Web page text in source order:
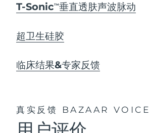
T-SonicTM 垂直透肤声波脉动
超卫生硅胶
临床结果&专家反馈
真实反馈 BAZAAR VOICE